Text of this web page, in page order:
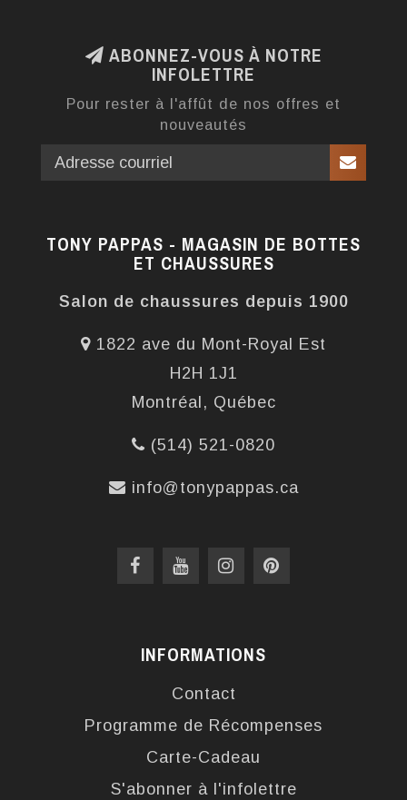
ABONNEZ-VOUS À NOTRE
INFOLETTRE
Pour rester à l'affût de nos offres et
nouveautés
TONY PAPPAS - MAGASIN DE BOTTES
ET CHAUSSURES
Salon de chaussures depuis 1900
1822 ave du Mont-Royal Est
H2H 1J1
Montréal, Québec
(514) 521-0820
info@tonypappas.ca
INFORMATIONS
Contact
Programme de Récompenses
Carte-Cadeau
S'abonner à l'infolettre